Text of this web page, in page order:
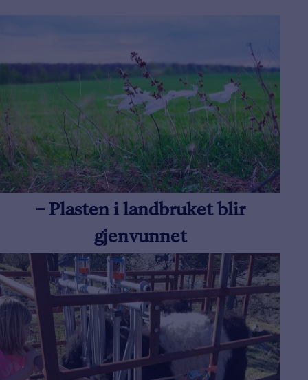
– Plasten i landbruket blir
gjenvunnet